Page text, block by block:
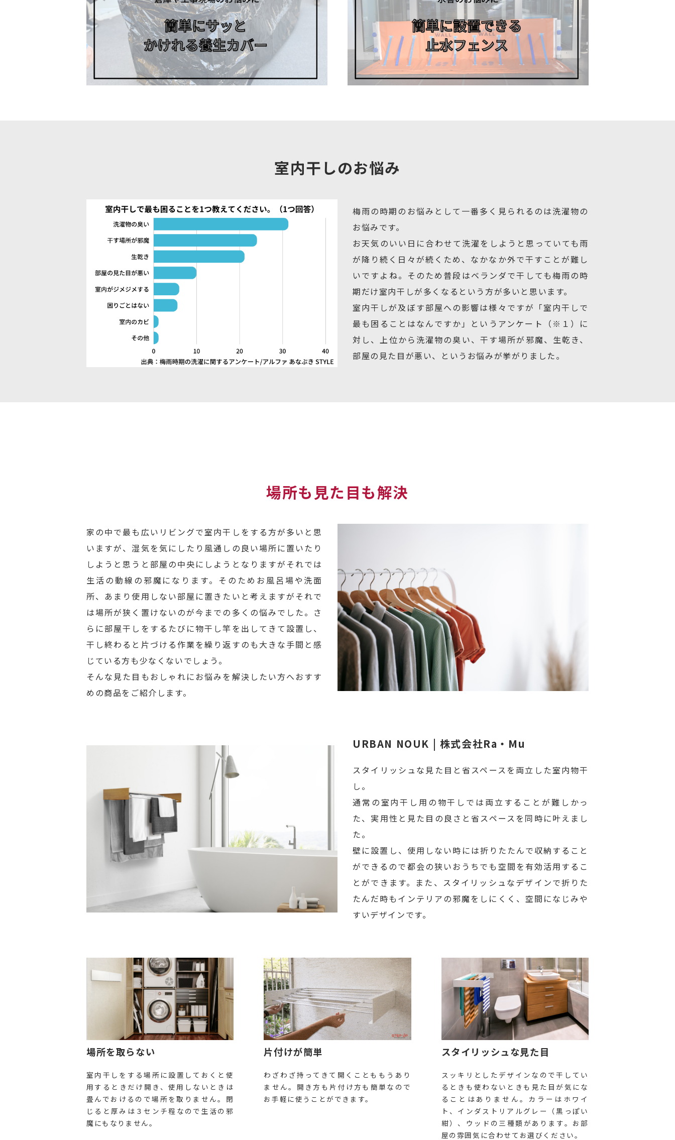
室内干しのお悩み
梅雨の時期のお悩みとして一番多く見られるのは洗濯物の
お悩みです。
お天気のいい日に合わせて洗濯をしようと思っていても雨
が降り続く日々が続くため、なかなか外で干すことが難し
いですよね。そのため普段はベランダで干しても梅雨の時
期だけ室内干しが多くなるという方が多いと思います。
室内干しが及ぼす部屋への影響は様々ですが「室内干しで
最も困ることはなんですか」というアンケート（※１）に
対し、上位から洗濯物の臭い、干す場所が邪魔、生乾き、
部屋の見た目が悪い、というお悩みが挙がりました。
場所も見た目も解決
家の中で最も広いリビングで室内干しをする方が多いと思
いますが、湿気を気にしたり風通しの良い場所に置いたり
しようと思うと部屋の中央にしようとなりますがそれでは
生活の動線の邪魔になります。そのためお風呂場や洗面
所、あまり使用しない部屋に置きたいと考えますがそれで
は場所が狭く置けないのが今までの多くの悩みでした。さ
らに部屋干しをするたびに物干し竿を出してきて設置し、
干し終わると片づける作業を繰り返すのも大きな手間と感
じている方も少なくないでしょう。
そんな見た目もおしゃれにお悩みを解決したい方へおすす
めの商品をご紹介します。
URBAN NOUK | 株式会社Ra・Mu
スタイリッシュな見た目と省スペースを両立した室内物干
し。
通常の室内干し用の物干しでは両立することが難しかっ
た、実用性と見た目の良さと省スペースを同時に叶えまし
た。
壁に設置し、使用しない時には折りたたんで収納すること
ができるので都会の狭いおうちでも空間を有効活用するこ
とができます。また、スタイリッシュなデザインで折りた
たんだ時もインテリアの邪魔をしにくく、空間になじみや
すいデザインです。
場所を取らない
室内干しをする場所に設置しておくと使
用するときだけ開き、使用しないときは
畳んでおけるので場所を取りません。閉
じると厚みは３センチ程なので生活の邪
魔にもなりません。
片付けが簡単
わざわざ持ってきて開くことももうあり
ません。開き方も片付け方も簡単なので
お手軽に使うことができます。
スタイリッシュな見た目
スッキリとしたデザインなので干してい
るときも使わないときも見た目が気にな
ることはありません。カラーはホワイ
ト、インダストリアルグレー（黒っぽい
紺）、ウッドの三種類があります。お部
屋の雰囲気に合わせてお選びください。